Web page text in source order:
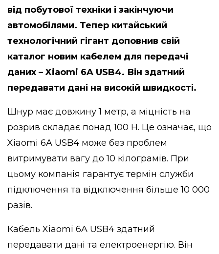
від побутової техніки і закінчуючи
автомобілями. Тепер китайський
технологічний гігант доповнив свій
каталог новим кабелем для передачі
даних – Xiaomi 6A USB4. Він здатний
передавати дані на високій швидкості.
Шнур має довжину 1 метр, а міцність на
розрив складає понад 100 Н. Це означає, що
Xiaomi 6A USB4 може без проблем
витримувати вагу до 10 кілограмів. При
цьому компанія гарантує термін служби
підключення та відключення більше 10 000
разів.
Кабель Xiaomi 6A USB4 здатний
передавати дані та електроенергію. Він